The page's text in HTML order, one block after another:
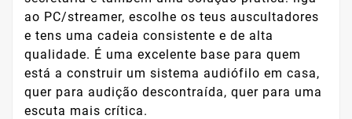
ao PC/streamer, escolhe os teus auscultadores
e tens uma cadeia consistente e de alta
qualidade. É uma excelente base para quem
está a construir um sistema audiófilo em casa,
quer para audição descontraída, quer para uma
escuta mais crítica.